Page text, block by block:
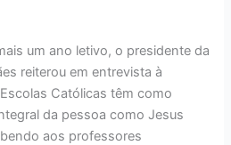
um ano letivo, o presidente da
reiterou em entrevista à
Católicas têm como
da pessoa como Jesus
aos professores